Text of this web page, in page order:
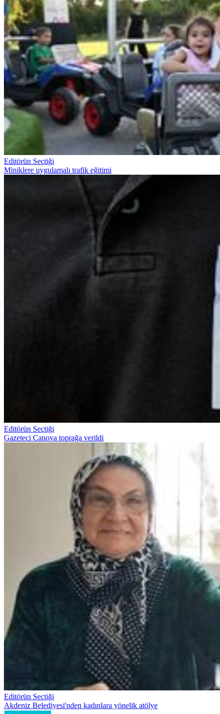
Editörün Seçtiği
Miniklere uygulamalı trafik eğitimi
Editörün Seçtiği
Gazeteci Canova toprağa verildi
Editörün Seçtiği
Akdeniz Belediyesi'nden kadınlara yönelik atölye